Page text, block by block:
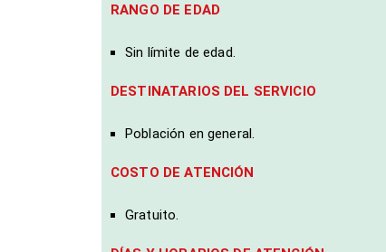
RANGO DE EDAD
Sin límite de edad.
DESTINATARIOS DEL SERVICIO
Población en general.
COSTO DE ATENCIÓN
Gratuito.